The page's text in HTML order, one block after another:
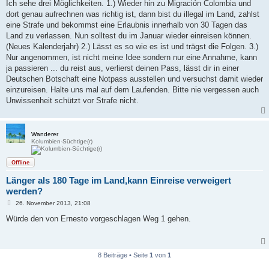
a
Ich sehe drei Möglichkeiten. 1.) Wieder hin zu Migración Colombia und
dort genau aufrechnen was richtig ist, dann bist du illegal im Land, zahlst
eine Strafe und bekommst eine Erlaubnis innerhalb von 30 Tagen das
Land zu verlassen. Nun solltest du im Januar wieder einreisen können.
(Neues Kalenderjahr) 2.) Lässt es so wie es ist und trägst die Folgen. 3.)
Nur angenommen, ist nicht meine Idee sondern nur eine Annahme, kann
ja passieren ... du reist aus, verlierst deinen Pass, lässt dir in einer
Deutschen Botschaft eine Notpass ausstellen und versuchst damit wieder
einzureisen. Halte uns mal auf dem Laufenden. Bitte nie vergessen auch
Unwissenheit schützt vor Strafe nicht.
Wanderer
Kolumbien-Süchtige(r)
Offline
Länger als 180 Tage im Land,kann Einreise verweigert
werden?
B
i
26. November 2013, 21:08
Würde den von Ernesto vorgeschlagen Weg 1 gehen.
8 Beiträge • Seite 1 von 1